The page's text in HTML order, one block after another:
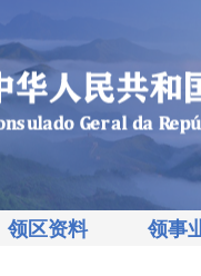
领区资料 领事